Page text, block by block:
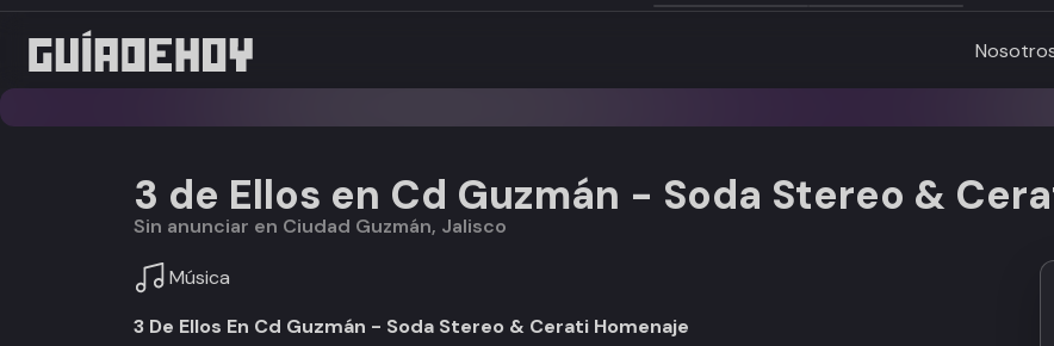
3 de Ellos en Cd Guzmán - Soda Stereo &
Sin anunciar en Ciudad Guzmán, Jalisco
Música
3 De Ellos En Cd Guzmán - Soda Stereo & Cerati Homenaje